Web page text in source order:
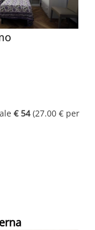
€ 54(27.00 € per